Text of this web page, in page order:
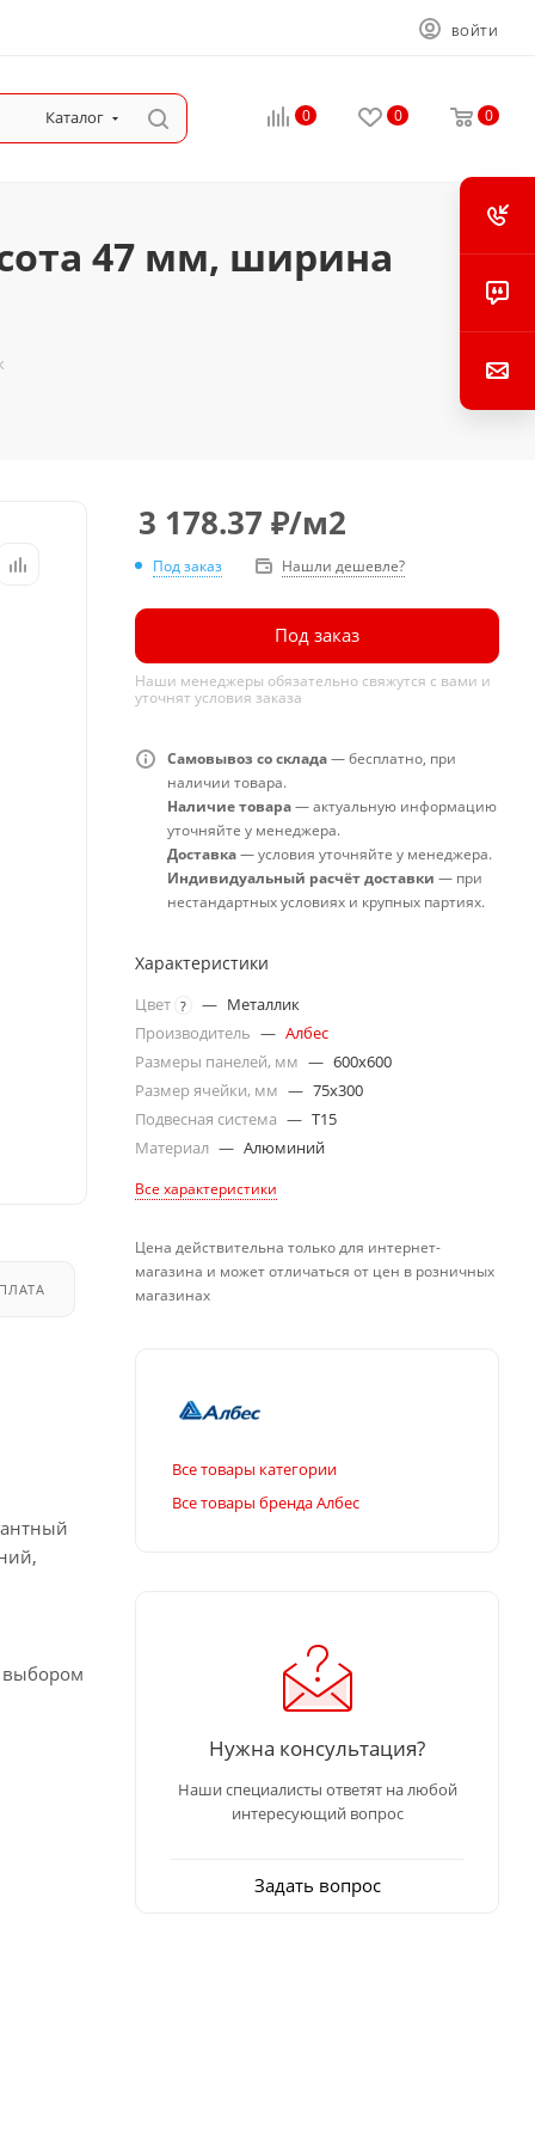
ВОЙТИ
Каталог 0 0 0
47 мм, ширина
выбором
3 178.37 ₽/м2
Под заказ Нашли дешевле?
Под заказ
Наши менеджеры обязательно свяжутся с вами и
уточнят условия заказа
Самовывоз со склада— бесплатно, при
наличии товара.
Наличие товара— актуальную информацию
уточняйте у менеджера.
Доставка— условия уточняйте у менеджера.
Индивидуальный расчёт доставки — при
нестандартных условиях и крупных партиях.
Характеристики
Цвет ? — Металлик
Производитель — Албес
Размеры панелей, мм — 600x600
Размер ячейки, мм — 75x300
Подвесная система — T15
Материал — Алюминий
Все характеристики
Цена действительна только для интернет-
магазина и может отличаться от цен в розничных
магазинах
Все товары категории
Все товары бренда Албес
Нужна консультация?
Наши специалисты ответят на любой
интересующий вопрос
Задать вопрос